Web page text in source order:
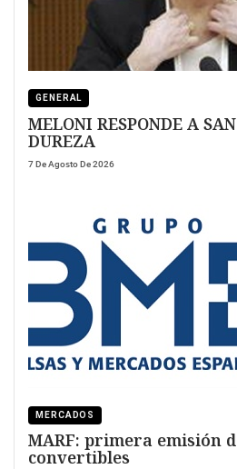
GENERAL
MELONI RESPONDE A
DUREZA
7 De Agosto De 2026
MERCADOS
MARF: primera emisión
convertibles